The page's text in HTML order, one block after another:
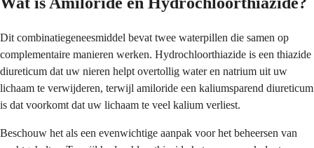
Dit combinatiegeneesmiddel bevat twee waterpillen die samen op
complementaire manieren werken. Hydrochloorthiazide is een thiazide
diureticum dat uw nieren helpt overtollig water en natrium uit uw
lichaam te verwijderen, terwijl amiloride een kaliumsparend diureticum
is dat voorkomt dat uw lichaam te veel kalium verliest.
Beschouw het als een evenwichtige aanpak voor het beheersen van